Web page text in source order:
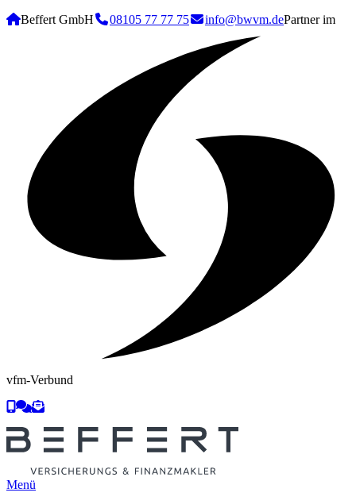
Beffert GmbH 08105 77 77 75 info@bwvm.dePartner im
vfm-Verbund
Menü